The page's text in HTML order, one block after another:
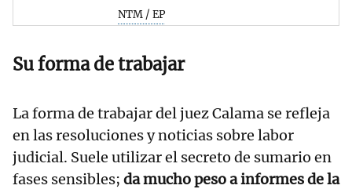
NTM / EP
Su forma de trabajar
La forma de trabajar del juez Calama se refleja
en las resoluciones y noticias sobre labor
judicial. Suele utilizar el secreto de sumario en
fases sensibles; da mucho peso a informes de la